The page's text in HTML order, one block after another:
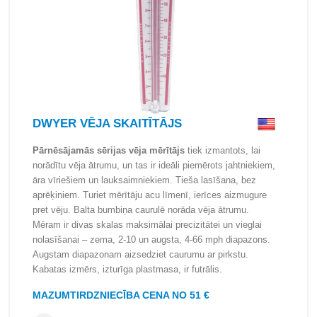
DWYER VĒJA SKAITĪTĀJS
Pārnēsājamās sērijas vēja mērītājs tiek izmantots, lai
norādītu vēja ātrumu, un tas ir ideāli piemērots jahtniekiem,
āra vīriešiem un lauksaimniekiem. Tieša lasīšana, bez
aprēķiniem. Turiet mērītāju acu līmenī, ierīces aizmugure
pret vēju. Balta bumbiņa caurulē norāda vēja ātrumu.
Mēram ir divas skalas maksimālai precizitātei un vieglai
nolasīšanai – zema, 2-10 un augsta, 4-66 mph diapazons.
Augstam diapazonam aizsedziet caurumu ar pirkstu.
Kabatas izmērs, izturīga plastmasa, ir futrālis.
MAZUMTIRDZNIECĪBA CENA NO 51 €